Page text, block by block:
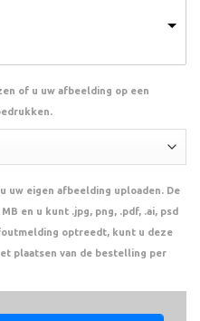
of u uw afbeelding op een
uw eigen afbeelding uploaden. De
en u kunt .jpg, png, .pdf, .ai, psd
optreedt, kunt u deze
plaatsen van de bestelling per